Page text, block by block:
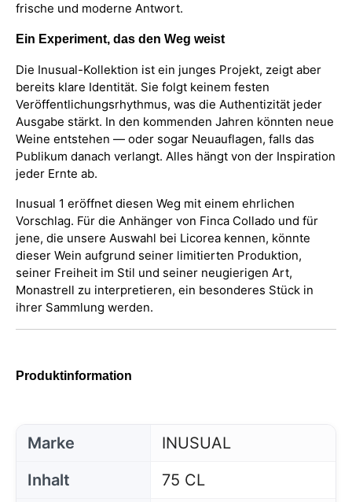
frische und moderne Antwort.
Ein Experiment, das den Weg weist
Die Inusual-Kollektion ist ein junges Projekt, zeigt aber
bereits klare Identität. Sie folgt keinem festen
Veröffentlichungsrhythmus, was die Authentizität jeder
Ausgabe stärkt. In den kommenden Jahren könnten neue
Weine entstehen — oder sogar Neuauflagen, falls das
Publikum danach verlangt. Alles hängt von der Inspiration
jeder Ernte ab.
Inusual 1 eröffnet diesen Weg mit einem ehrlichen
Vorschlag. Für die Anhänger von Finca Collado und für
jene, die unsere Auswahl bei Licorea kennen, könnte
dieser Wein aufgrund seiner limitierten Produktion,
seiner Freiheit im Stil und seiner neugierigen Art,
Monastrell zu interpretieren, ein besonderes Stück in
ihrer Sammlung werden.
Produktinformation
Marke
INUSUAL
Inhalt
75 CL